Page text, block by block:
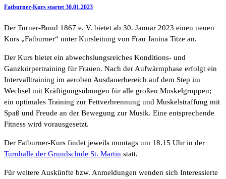
Fatburner-Kurs startet 30.01.2023
Der Turner-Bund 1867 e. V. bietet ab 30. Januar 2023 einen neuen
Kurs „Fatburner“ unter Kursleitung von Frau Janina Titze an.
Der Kurs bietet ein abwechslungsreiches Konditions- und
Ganzkörpertraining für Frauen. Nach der Aufwärmphase erfolgt ein
Intervalltraining im aeroben Ausdauerbereich auf dem Step im
Wechsel mit Kräftigungsübungen für alle großen Muskelgruppen;
ein optimales Training zur Fettverbrennung und Muskelstraffung mit
Spaß und Freude an der Bewegung zur Musik. Eine entsprechende
Fitness wird vorausgesetzt.
Der Fatburner-Kurs findet jeweils montags um 18.15 Uhr in der
Turnhalle der Grundschule St. Martin statt.
Für weitere Auskünfte bzw. Anmeldungen wenden sich Interessierte